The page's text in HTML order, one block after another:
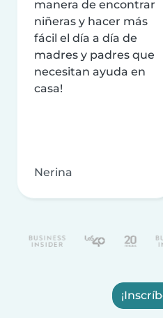
manera de encontrar
niñeras y hacer más
fácil el día a día de
madres y padres que
necesitan ayuda en
casa!
Nerina